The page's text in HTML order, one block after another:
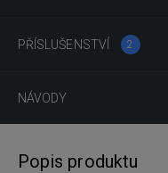
PŘÍSLUŠENSTVÍ 2
NÁVODY
Popis produktu